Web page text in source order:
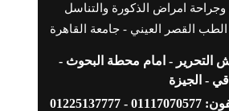
امراض الذكورة والتناسل
الطب القصر العيني - جامعة القاهرة
ش التحرير - امام محطة البحوث -
- الجيزة
- 01225137777